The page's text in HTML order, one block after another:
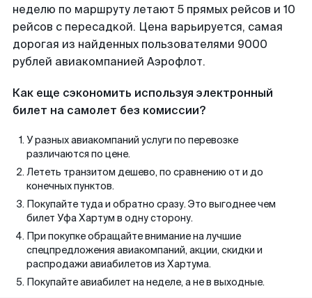
неделю по маршруту летают 5 прямых рейсов и 10
рейсов с пересадкой. Цена варьируется, самая
дорогая из найденных пользователями 9000
рублей авиакомпанией Аэрофлот.
Как еще сэкономить используя электронный
билет на самолет без комиссии?
У разных авиакомпаний услуги по перевозке
различаются по цене.
Лететь транзитом дешево, по сравнению от и до
конечных пунктов.
Покупайте туда и обратно сразу. Это выгоднее чем
билет Уфа Хартум в одну сторону.
При покупке обращайте внимание на лучшие
спецпредложения авиакомпаний, акции, скидки и
распродажи авиабилетов из Хартума.
Покупайте авиабилет на неделе, а не в выходные.